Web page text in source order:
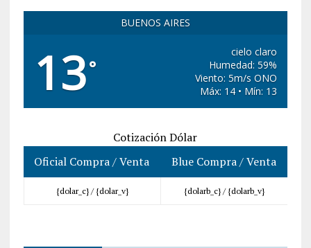
BUENOS AIRES
13°
cielo claro
Humedad: 59%
Viento: 5m/s ONO
Máx: 14 • Mín: 13
Cotización Dólar
Oficial Compra / Venta
Blue Compra / Venta
{dolar_c} / {dolar_v} {dolarb_c} / {dolarb_v}